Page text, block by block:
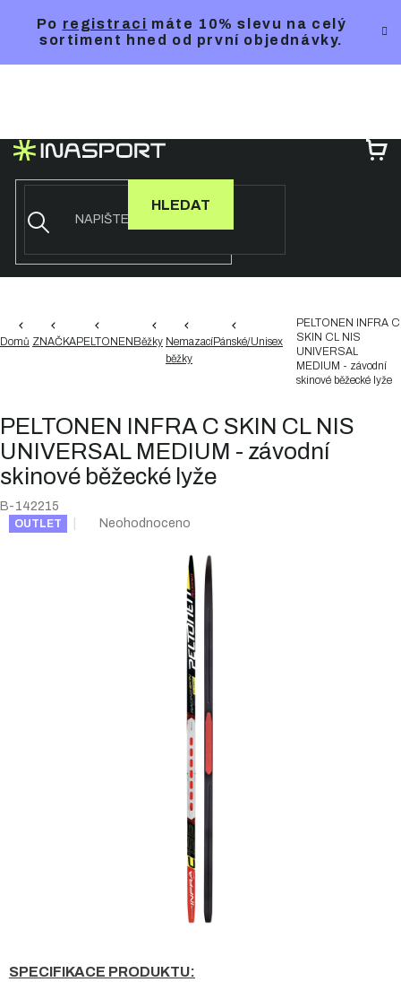
Po registraci máte 10% slevu na celý
sortiment hned od první objednávky.
HLEDAT
Domů ZNAČKAPELTONEN Běžky Nemazací
běžky
Pánské/Unisex
PELTONEN INFRA C
SKIN CL NIS
UNIVERSAL
MEDIUM - závodní
skinové běžecké lyže
PELTONEN INFRA C SKIN CL NIS
UNIVERSAL MEDIUM - závodní
skinové běžecké lyže
B-142215
OUTLET
Průměrné
Neohodnoceno
SPECIFIKACE PRODUKTU: